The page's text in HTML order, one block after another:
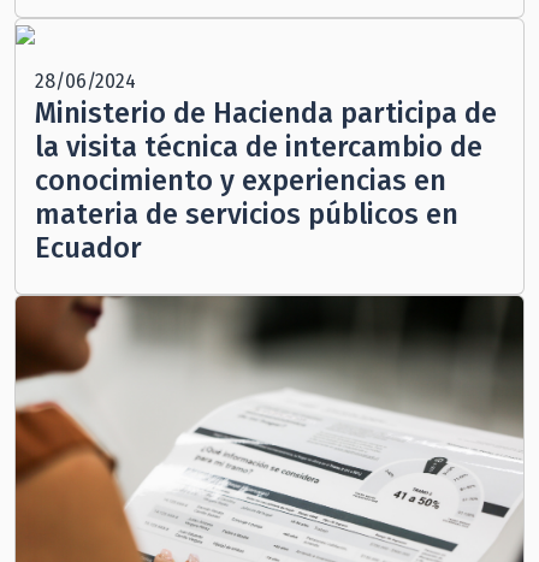
28/06/2024
Ministerio de Hacienda participa de
la visita técnica de intercambio de
conocimiento y experiencias en
materia de servicios públicos en
Ecuador